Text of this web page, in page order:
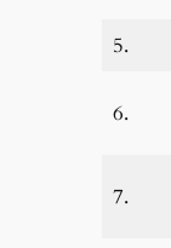
5.
6.
7.